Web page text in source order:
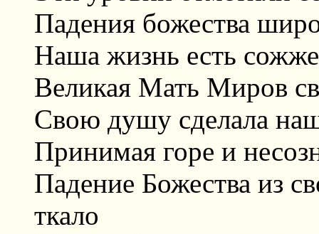
Падения божества
Наша жизнь есть
Великая Мать Миров
Свою душу сделала
Принимая горе и
Падение Божества из
ткало